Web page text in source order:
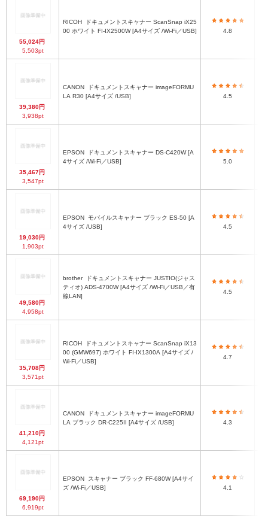
55,024円
5,503pt
RICOH
00 ホワイト FI-IX2500W [A4サイズ /Wi-Fi／USB]
4.8
39,380円
3,938pt
CANON
LA R30 [A4サイズ /USB]
4.5
35,467円
3,547pt
EPSON
4サイズ /Wi-Fi／USB]
5.0
19,030円
1,903pt
EPSON
4サイズ /USB]
4.5
49,580円
4,958pt
brother
ティオ) ADS-4700W [A4サイズ /Wi-Fi／USB／有
線LAN]
4.5
35,708円
3,571pt
RICOH
00 (GMW697) ホワイト FI-IX1300A [A4サイズ /
Wi-Fi／USB]
4.7
41,210円
4,121pt
CANON
LA ブラック DR-C225II [A4サイズ /USB]
4.3
69,190円
6,919pt
EPSON
ズ /Wi-Fi／USB]
4.1